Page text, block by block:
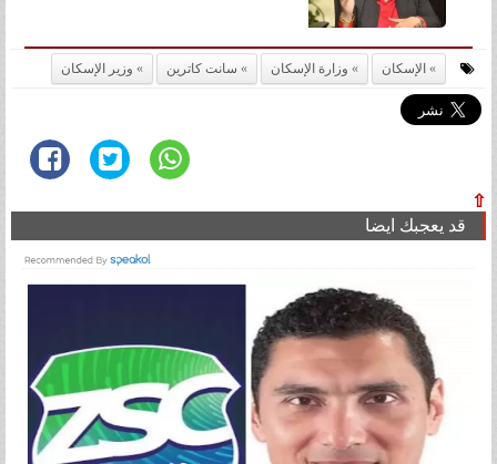
الإسكان وزارة الإسكان سانت كاترين وزير الإسكان
⇧
قد يعجبك ايضا